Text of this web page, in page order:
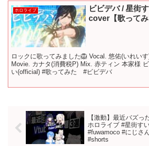
ホロライブ
ビビデバ / 星街
cover【歌ってみ
ロックに歌ってみました🦁 Vocal. 悠佑(いれい
Movie. カナタ(消費税P) Mix. 赤ティン 本家様
い(official) #歌ってみた #ビビデバ
【激動】最近バズっ
ホロライブ #星街す
#fuwamoco #にじさ
#shorts